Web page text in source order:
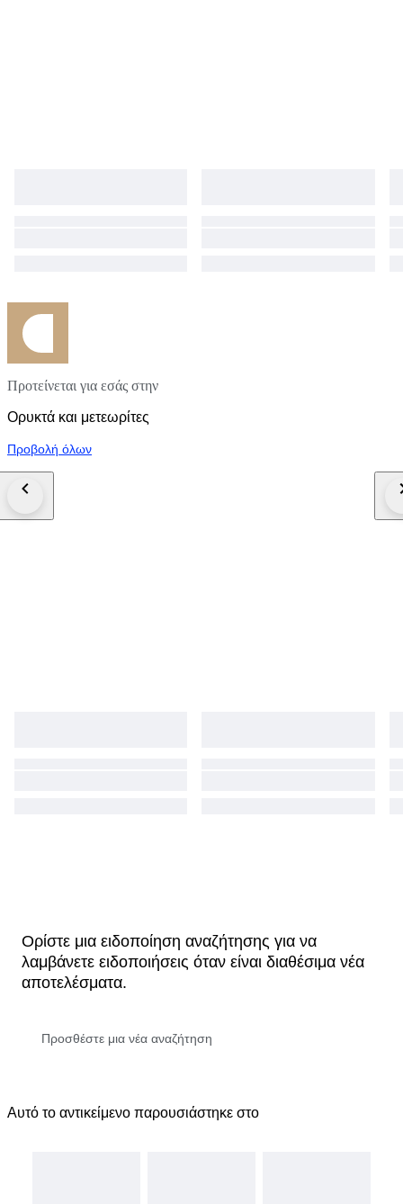
Προτείνεται για εσάς στην
Ορυκτά και μετεωρίτες
Προβολή όλων
Ορίστε μια ειδοποίηση αναζήτησης για να
λαμβάνετε ειδοποιήσεις όταν είναι διαθέσιμα νέα
αποτελέσματα.
Αυτό το αντικείμενο παρουσιάστηκε στο